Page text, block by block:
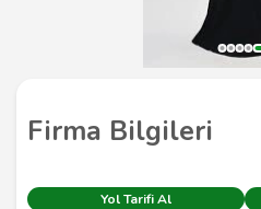
Firma Bilgileri
Yol Tarifi Al